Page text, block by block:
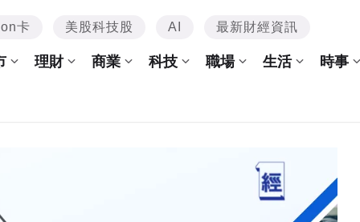
卡 美股科技股 AI 最新財經資訊
理財 商業 科技 職場 生活 時事